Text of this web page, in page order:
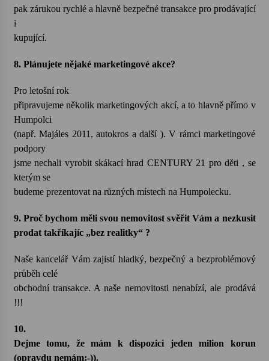
pak zárukou rychlé a hlavně bezpečné transakce pro prodávající
i
kupující.
8. Plánujete nějaké marketingové akce?
Pro letošní rok
připravujeme několik marketingových akcí, a to hlavně přímo v
Humpolci
(např. Majáles 2011, autokros a další ). V rámci marketingové
podpory
jsme nechali vyrobit skákací hrad CENTURY 21 pro děti , se
kterým se
budeme prezentovat na různých místech na Humpolecku.
9. Proč bychom měli svou nemovitost svěřit Vám a nezkusit
prodat takříkajíc „bez realitky“ ?
Naše kancelář Vám zajistí hladký, bezpečný a bezproblémový
průběh celé
obchodní transakce. A naše nemovitosti nenabízí, ale prodává
!!!
10.
Dejme tomu, že mám k dispozici jeden milion korun
(opravdu nemám:-)).